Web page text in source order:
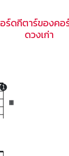
ร์ดกีตาร์ของคอ
ดวงเก่า
1